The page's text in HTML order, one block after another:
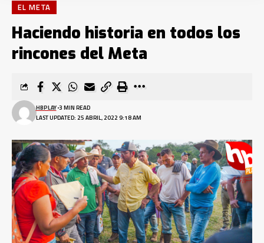
EL META
Haciendo historia en todos los
rincones del Meta
LAST UPDATED: 25 ABRIL, 2022 9:18 AM
HBPLAY 3 MIN READ